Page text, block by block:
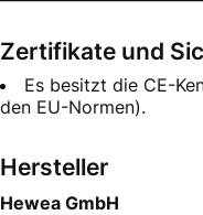
Zertifikate und
Es besitzt die CE-
den EU-Normen).
Hersteller
Hewea GmbH